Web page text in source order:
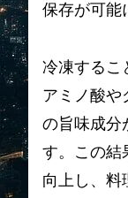
保存が可能
冷凍するこ
アミノ酸や
の旨味成分
す。この結
向上し、料